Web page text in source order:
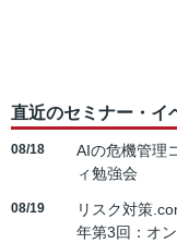
直近のセミナー・イ
08/18
AIの危機管理
ィ勉強会
08/19
リスク対策
年第3回：オン